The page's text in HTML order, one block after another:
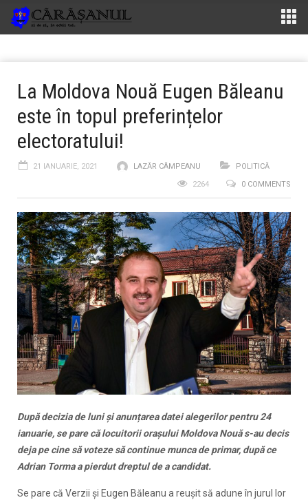
La Moldova Nouă Eugen Băleanu
este în topul preferințelor
electoratului!
21 IANUARIE, 2021 LAZĂR CÂMPEANU
POLITICĂ
0 COMMENTS
2264
După decizia de luni și anunțarea datei alegerilor pentru 24
ianuarie, se pare că locuitorii orașului Moldova Nouă s-au decis
deja pe cine să voteze să continue munca de primar, după ce
Adrian Torma a pierdut dreptul de a candidat.
Se pare că Verzii și Eugen Băleanu a reușit să adune în jurul lor